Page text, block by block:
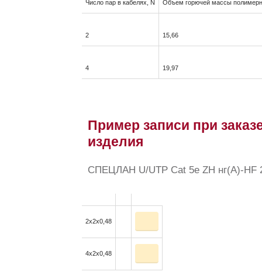
Число пар в кабелях, N Объем горючей массы
2 15,66
4 19,97
Пример записи при
изделия
СПЕЦЛАН U/UTP Cat 5e ZH нг(А)-HF
2x2x0,48
4x2x0,48